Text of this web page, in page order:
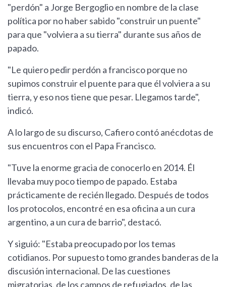
"perdón" a Jorge Bergoglio en nombre de la clase
política por no haber sabido "construir un puente"
para que "volviera a su tierra" durante sus años de
papado.
"Le quiero pedir perdón a francisco porque no
supimos construir el puente para que él volviera a su
tierra, y eso nos tiene que pesar. Llegamos tarde",
indicó.
A lo largo de su discurso, Cafiero contó anécdotas de
sus encuentros con el Papa Francisco.
"Tuve la enorme gracia de conocerlo en 2014. Él
llevaba muy poco tiempo de papado. Estaba
prácticamente de recién llegado. Después de todos
los protocolos, encontré en esa oficina a un cura
argentino, a un cura de barrio", destacó.
Y siguió: "Estaba preocupado por los temas
cotidianos. Por supuesto tomo grandes banderas de la
discusión internacional. De las cuestiones
migratorias, de los campos de refugiados, de las